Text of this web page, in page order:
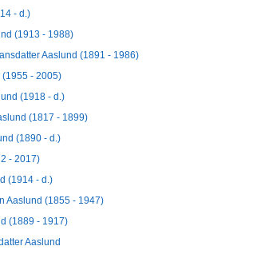
- d.)
(1913 - 1988)
Aaslund (1891 - 1986)
(1955 - 2005)
(1918 - d.)
(1817 - 1899)
(1890 - d.)
- 2017)
(1914 - d.)
Aaslund (1855 - 1947)
(1889 - 1917)
Aaslund